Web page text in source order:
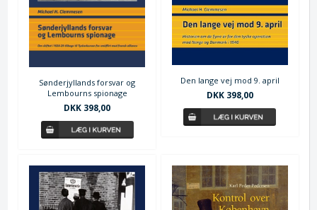
Sønderjyllands forsvar og
Lembourns spionage
DKK 398,00
Den lange vej mod 9. april
DKK 398,00